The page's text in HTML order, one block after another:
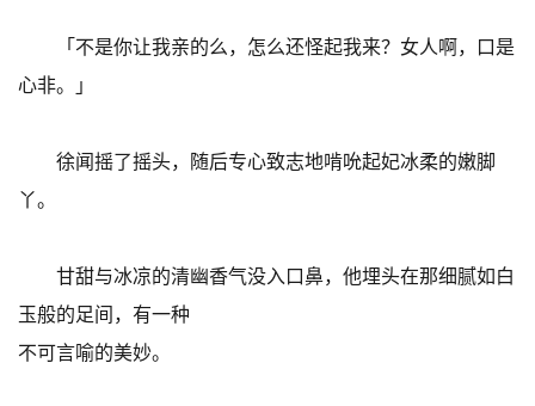
「不是你让我亲的么，怎么还怪起我来？女人啊，口是
心非。」
徐闻摇了摇头，随后专心致志地啃吮起妃冰柔的嫩脚
丫。
甘甜与冰凉的清幽香气没入口鼻，他埋头在那细腻如白
玉般的足间，有一种
不可言喻的美妙。